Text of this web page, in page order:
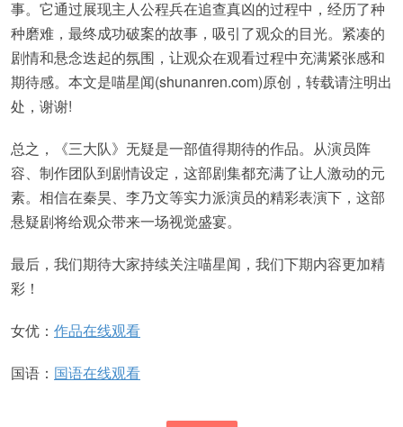
事。它通过展现主人公程兵在追查真凶的过程中，经历了种
种磨难，最终成功破案的故事，吸引了观众的目光。紧凑的
剧情和悬念迭起的氛围，让观众在观看过程中充满紧张感和
期待感。本文是喵星闻(shunanren.com)原创，转载请注明出
处，谢谢!
总之，《三大队》无疑是一部值得期待的作品。从演员阵
容、制作团队到剧情设定，这部剧集都充满了让人激动的元
素。相信在秦昊、李乃文等实力派演员的精彩表演下，这部
悬疑剧将给观众带来一场视觉盛宴。
最后，我们期待大家持续关注喵星闻，我们下期内容更加精
彩！
女优： 作品在线观看
国语： 国语在线观看